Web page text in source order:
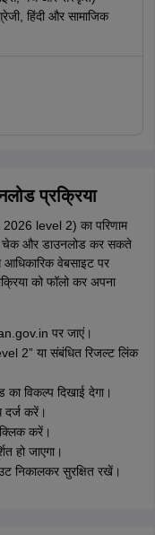
हिंदी और सामाजिक
प्रक्रिया
level 2) का परिणाम
चेक और डाउनलोड कर सकते
आधिकारिक वेबसाइट पर
को फॉलो कर अपना
पर जाएं।
2” या संबंधित रिजल्ट लिंक
विकल्प दिखाई देगा।
करें।
करें।
हो जाएगा।
निकालकर सुरक्षित रखें।